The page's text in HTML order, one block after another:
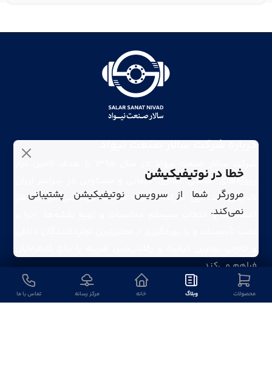
درباره شرکت سالار صنعت نیواد
پروژه‌های صنعتی، تجاری، درمانی و مسکونی در سراسر ایران
تاسیس شد. این شرکت با ارائه خدمات مهندسی در سه فاز
(مطالعات و انتخاب سیستم محاسبات و تهیه نقشه‌ها، اجرا و
فراهم می‌کند.
آدرس: تهران، کهریزک، شورآباد (۶۰ متری امام حسین)، خیابان
خطا در نوتیفیکیشن
مرورگر شما از سرویس نوتیفیکیشن پشتیبانی
نمی‌کند.
محصولات وبلاگ خانه مرکز رسانه تماس با ما